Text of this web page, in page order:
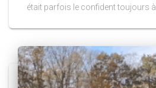
était parfois le confident toujours à